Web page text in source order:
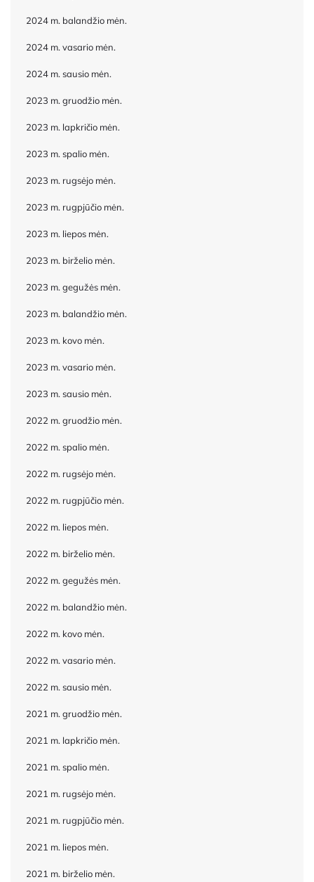
2024 m. balandžio mėn.
2024 m. vasario mėn.
2024 m. sausio mėn.
2023 m. gruodžio mėn.
2023 m. lapkričio mėn.
2023 m. spalio mėn.
2023 m. rugsėjo mėn.
2023 m. rugpjūčio mėn.
2023 m. liepos mėn.
2023 m. birželio mėn.
2023 m. gegužės mėn.
2023 m. balandžio mėn.
2023 m. kovo mėn.
2023 m. vasario mėn.
2023 m. sausio mėn.
2022 m. gruodžio mėn.
2022 m. spalio mėn.
2022 m. rugsėjo mėn.
2022 m. rugpjūčio mėn.
2022 m. liepos mėn.
2022 m. birželio mėn.
2022 m. gegužės mėn.
2022 m. balandžio mėn.
2022 m. kovo mėn.
2022 m. vasario mėn.
2022 m. sausio mėn.
2021 m. gruodžio mėn.
2021 m. lapkričio mėn.
2021 m. spalio mėn.
2021 m. rugsėjo mėn.
2021 m. rugpjūčio mėn.
2021 m. liepos mėn.
2021 m. birželio mėn.